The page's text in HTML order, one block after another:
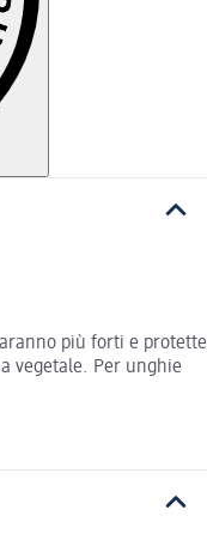
più forti e protette
vegetale. Per unghie